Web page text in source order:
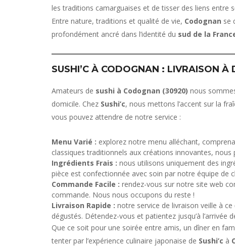
les traditions camarguaises et de tisser des liens entre
Entre nature, traditions et qualité de vie, Codognan se
profondément ancré dans l’identité du sud de la
SUSHI’C À CODOGNAN : LIVRAISON À
Amateurs de sushi à Codognan (30920) nous
domicile. Chez Sushi’c, nous mettons l’accent sur la
vous pouvez attendre de notre service :
Menu Varié : explorez notre menu alléchant,
classiques traditionnels aux créations innovantes,
Ingrédients Frais : nous utilisons uniquement des
pièce est confectionnée avec soin par notre équipe de
Commande Facile : rendez-vous sur notre site web
commande. Nous nous occupons du reste !
Livraison Rapide : notre service de livraison veille à
dégustés. Détendez-vous et patientez jusqu’à l’arrivée
Que ce soit pour une soirée entre amis, un dîner en
tenter par l’expérience culinaire japonaise de Sushi’c à